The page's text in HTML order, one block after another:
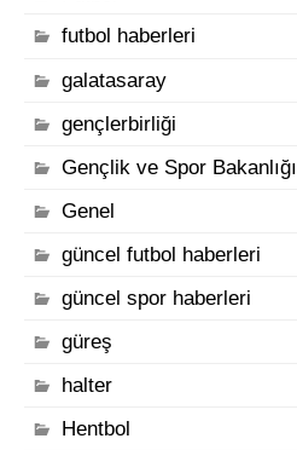
futbol haberleri
galatasaray
gençlerbirliği
Gençlik ve Spor Bakanlığı
Genel
güncel futbol haberleri
güncel spor haberleri
güreş
halter
Hentbol